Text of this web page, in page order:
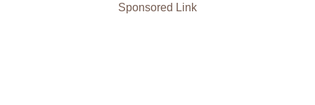
Sponsored Link